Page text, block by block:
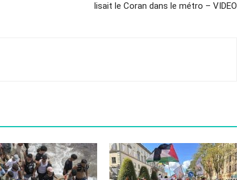
lisait le Coran dans le métro – VIDEO